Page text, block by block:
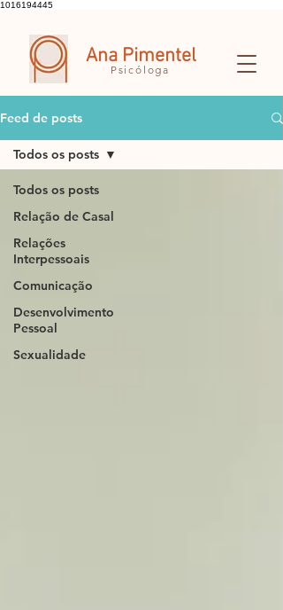
1016194445
Ana Pimentel
Psicóloga
Feed de posts
Todos os posts
Relação de Casal
Relações
Interpessoais
Comunicação
Desenvolvimento
Pessoal
Sexualidade
Todos os posts